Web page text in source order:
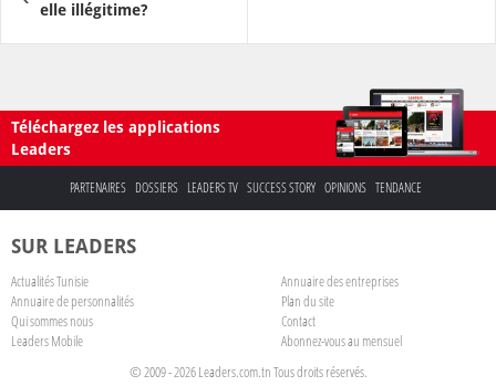
elle illégitime?
Téléchargez les applications
Leaders
PARTENAIRES DOSSIERS LEADERS TV SUCCESS STORY OPINIONS TENDANCE
SUR LEADERS
Actualités Tunisie
Annuaire des entreprises
Annuaire de personnalités
Plan du site
Qui sommes nous
Contact
Leaders Mobile
Abonnez-vous au mensuel
© 2009 - 2026 Leaders.com.tn Tous droits réservés.